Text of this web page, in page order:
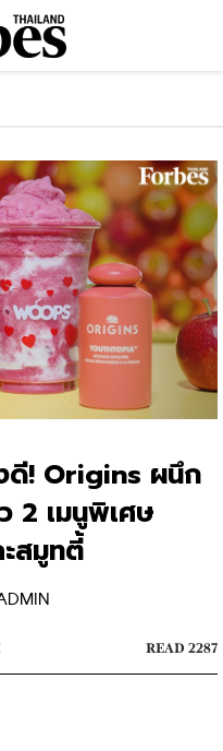
! Origins ผนึก
2 เมนูพิเศษ
สมูทตี้
READ 2287